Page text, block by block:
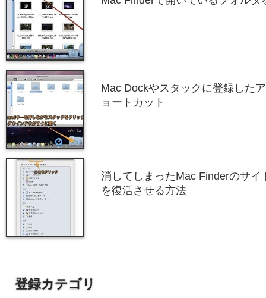
Mac Dockやスタックに登録した
ョートカット
消してしまったMac Finderのサイ
を復活させる方法
登録カテゴリ